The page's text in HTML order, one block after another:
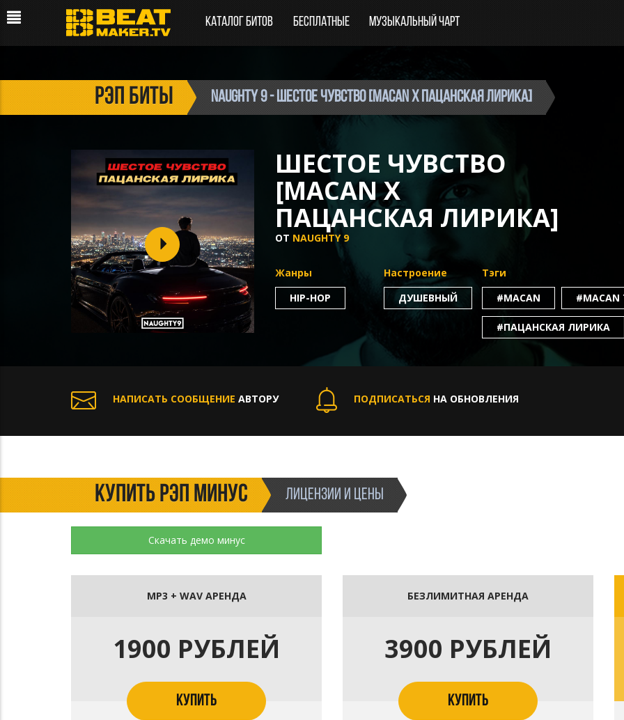
Каталог битов Бесплатные Музыкальный чарт
рэп биты Naughty 9 - Шестое Чувство [Macan x Пацанская Лирика]
ШЕСТОЕ ЧУВСТВО
[MACAN X
ПАЦАНСКАЯ ЛИРИКА]
ОТ NAUGHTY 9
Жанры
HIP-HOP
Настроение
ДУШЕВНЫЙ
Тэги
#MACAN
#MACAN
#ПАЦАНСКАЯ ЛИРИКА
НАПИСАТЬ СООБЩЕНИЕ АВТОРУ ПОДПИСАТЬСЯ НА ОБНОВЛЕНИЯ
КУПИТЬ РЭП МИНУС ЛИЦЕНЗИИ И ЦЕНЫ
Скачать демо минус
MP3 + WAV АРЕНДА
1900 РУБЛЕЙ
КУПИТЬ
БЕЗЛИМИТНАЯ АРЕНДА
3900 РУБЛЕЙ
КУПИТЬ